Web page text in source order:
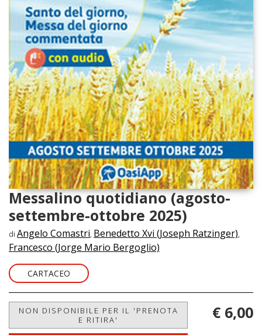
Messalino quotidiano (agosto-
settembre-ottobre 2025)
di Angelo Comastri, Benedetto Xvi (Joseph Ratzinger),
Francesco (Jorge Mario Bergoglio)
CARTACEO
NON DISPONIBILE PER IL 'PRENOTA
E RITIRA'
€ 6,00